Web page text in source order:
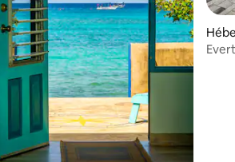
sur la base de 11 commentaires : 5